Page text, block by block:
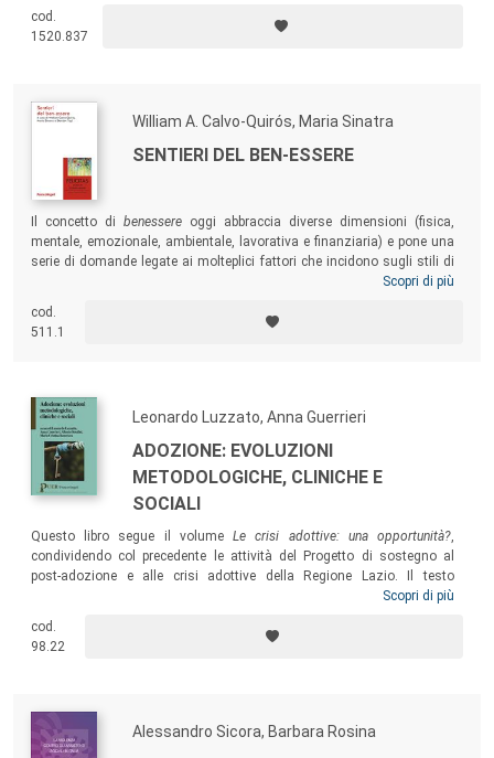
costituisce un fattore di svelamento di condizioni di svantaggio
rimaste, fino al suo verificarsi, almeno in parte nascoste o poco visibili.
cod.
1520.837
William A. Calvo-Quirós, Maria Sinatra
SENTIERI DEL BEN-ESSERE
Il concetto di benessere oggi abbraccia diverse dimensioni (fisica,
mentale, emozionale, ambientale, lavorativa e finanziaria) e pone una
serie di domande legate ai molteplici fattori che incidono sugli stili di
vita. I saggi raccolti in questo volume tentano di rispondere a tali
problematiche, raccolti per
volti a dimostrare come il benessere
non debba essere parcellizzato, bensì affrontato in una prospettiva
Scopri di più
cod.
511.1
Leonardo Luzzato, Anna Guerrieri
ADOZIONE: EVOLUZIONI
METODOLOGICHE, CLINICHE E
SOCIALI
Questo libro segue il volumeLe crisi adottive: una opportunità?,
condividendo col precedente le attività del Progetto di sostegno al
post-adozione e alle crisi adottive della Regione Lazio. Il testo
costituisce uno strumento di approfondimento che parte dal primo
ingrandimento, con l’idea di poter diventare una proposta periodica di
riflessione per gli operatori su alcuni degli aspetti del loro lavoro.
Scopri di più
cod.
98.22
Alessandro Sicora, Barbara Rosina